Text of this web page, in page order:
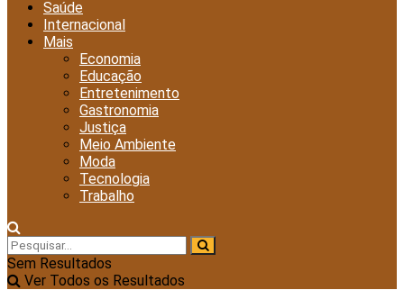
Saúde
Internacional
Mais
Economia
Educação
Entretenimento
Gastronomia
Justiça
Meio Ambiente
Moda
Tecnologia
Trabalho
Sem Resultados
Ver Todos os Resultados